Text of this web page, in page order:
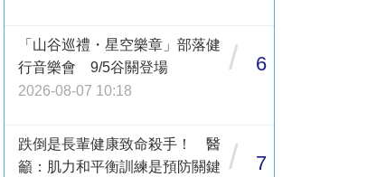
「山谷巡禮・星空樂章」部落健
行音樂會 9/5谷關登場
2026-08-07 10:18
/ 6
跌倒是長輩健康致命殺手！ 醫
籲：肌力和平衡訓練是預防關鍵
/ 7